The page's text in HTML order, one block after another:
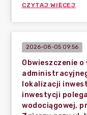
CZYTAJ WIĘCEJ
2026-08-05 09:56
Obwieszczenie
lokalizacji
inwestycji
wodociągowej,